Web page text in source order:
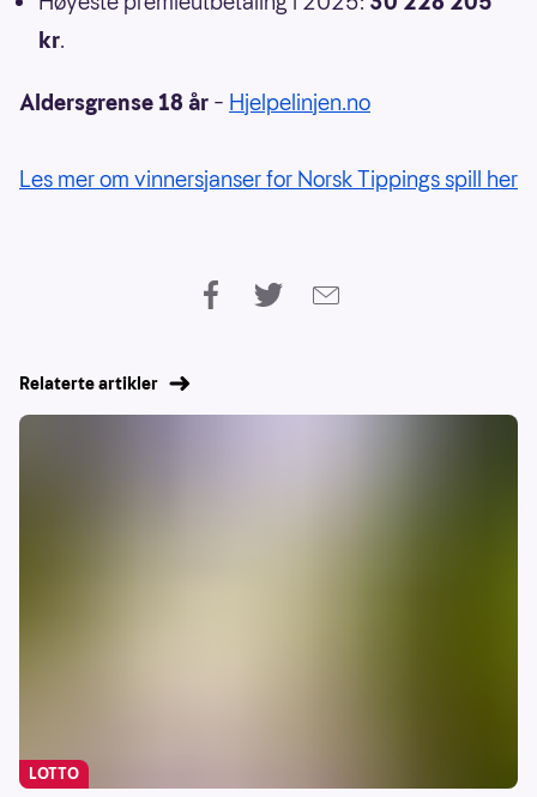
kr.
Aldersgrense 18 år – Hjelpelinjen.no
Les mer om vinnersjanser for Norsk Tippings spill her
Relaterte artikler
LOTTO